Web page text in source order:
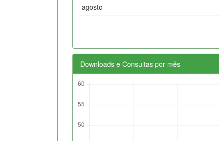
agosto
Downloads e Consultas por mês